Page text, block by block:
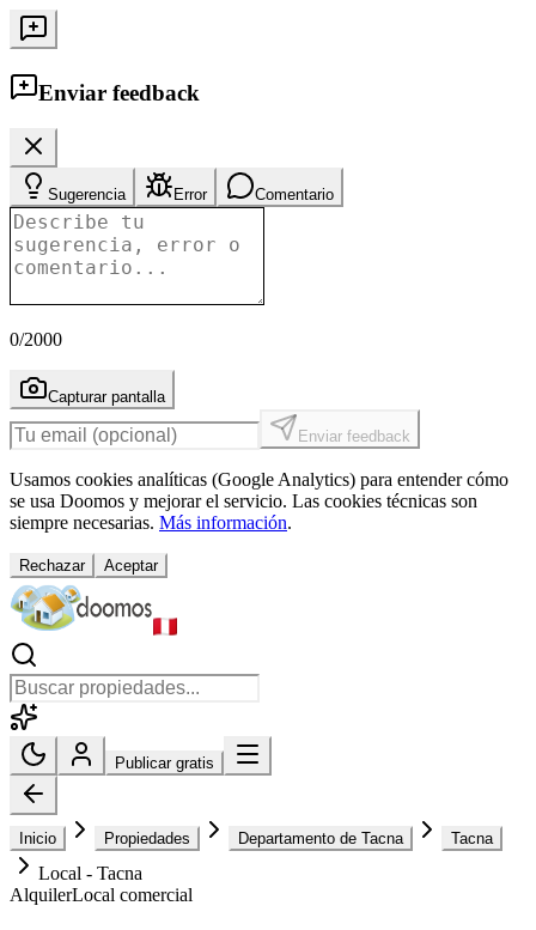
Enviar feedback
Sugerencia Error Comentario
0/2000
Capturar pantalla
Enviar feedback
Usamos cookies analíticas (Google Analytics) para entender cómo
se usa Doomos y mejorar el servicio. Las cookies técnicas son
siempre necesarias. Más información.
Rechazar Aceptar
Publicar gratis
Inicio Propiedades Departamento de Tacna Tacna
Local - Tacna
AlquilerLocal comercial